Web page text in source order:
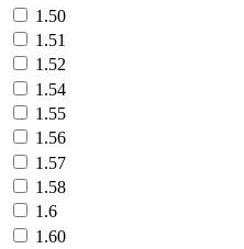
1.50
1.51
1.52
1.54
1.55
1.56
1.57
1.58
1.6
1.60